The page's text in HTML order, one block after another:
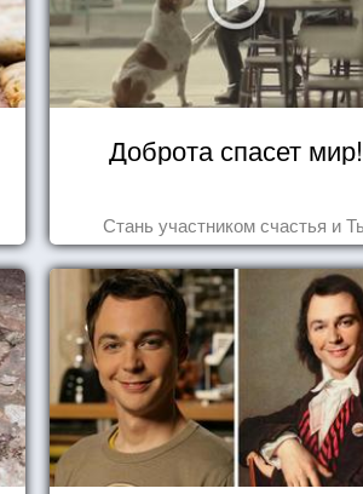
Доброта спасет мир!
Стань участником счастья и